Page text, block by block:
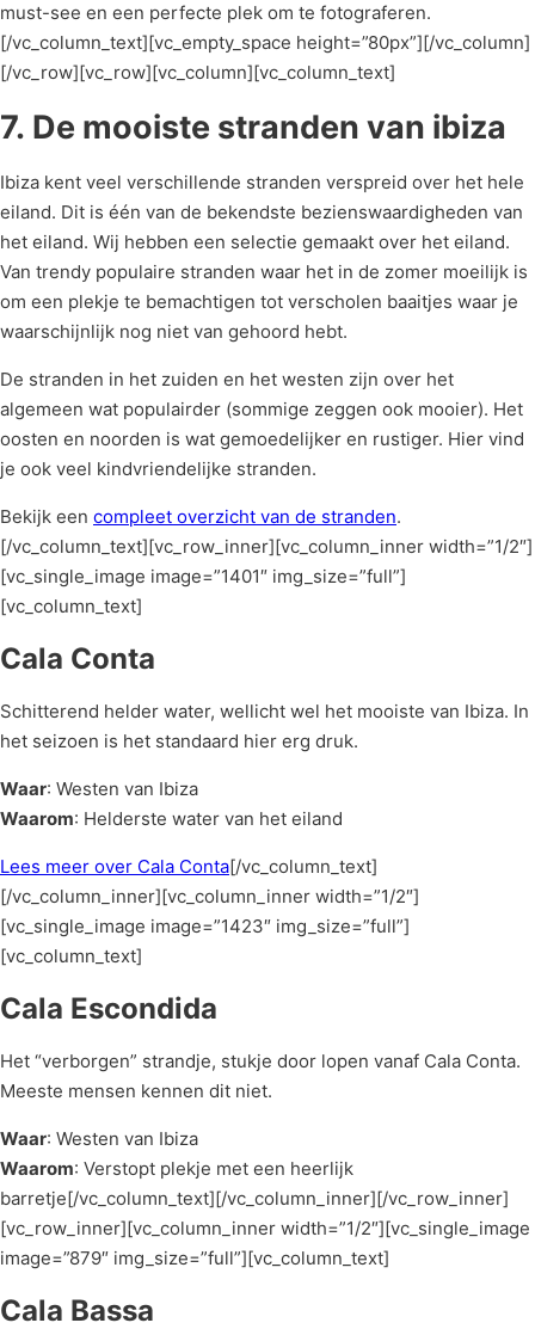
must-see en een perfecte plek om te fotograferen.
[/vc_column_text][vc_empty_space height=”80px”][/vc_column]
[/vc_row][vc_row][vc_column][vc_column_text]
7. De mooiste stranden van ibiza
Ibiza kent veel verschillende stranden verspreid over het hele
eiland. Dit is één van de bekendste bezienswaardigheden van
het eiland. Wij hebben een selectie gemaakt over het eiland.
Van trendy populaire stranden waar het in de zomer moeilijk is
om een plekje te bemachtigen tot verscholen baaitjes waar je
waarschijnlijk nog niet van gehoord hebt.
De stranden in het zuiden en het westen zijn over het
algemeen wat populairder (sommige zeggen ook mooier). Het
oosten en noorden is wat gemoedelijker en rustiger. Hier vind
je ook veel kindvriendelijke stranden.
Bekijk een compleet overzicht van de stranden.
[/vc_column_text][vc_row_inner][vc_column_inner width=”1/2″]
[vc_single_image image=”1401″ img_size=”full”]
[vc_column_text]
Cala Conta
Schitterend helder water, wellicht wel het mooiste van Ibiza. In
het seizoen is het standaard hier erg druk.
Waar: Westen van Ibiza
Waarom: Helderste water van het eiland
Lees meer over Cala Conta[/vc_column_text]
[/vc_column_inner][vc_column_inner width=”1/2″]
[vc_single_image image=”1423″ img_size=”full”]
[vc_column_text]
Cala Escondida
Het “verborgen” strandje, stukje door lopen vanaf Cala Conta.
Meeste mensen kennen dit niet.
Waar: Westen van Ibiza
Waarom: Verstopt plekje met een heerlijk
barretje[/vc_column_text][/vc_column_inner][/vc_row_inner]
[vc_row_inner][vc_column_inner width=”1/2″][vc_single_image
image=”879″ img_size=”full”][vc_column_text]
Cala Bassa